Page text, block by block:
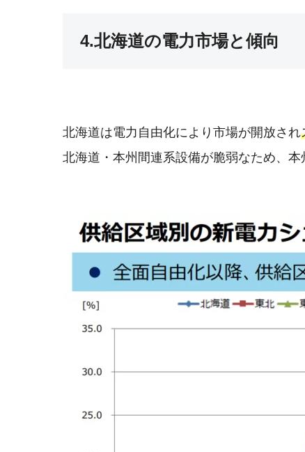
4.北海道の電力市場と傾向
北海道は電力自由化により市場が開放され
北海道・本州間連系設備が脆弱なため、